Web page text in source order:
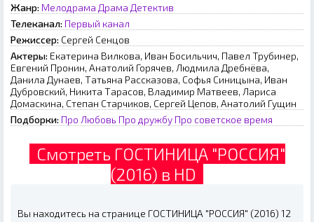
Жанр: Мелодрама Драма Детектив
Телеканал: Первый канал
Режиссер: Сергей Сенцов
Актеры: Екатерина Вилкова, Иван Босильчич, Павел Трубинер,
Евгений Пронин, Анатолий Горячев, Людмила Дребнёва,
Данила Дунаев, Татьяна Рассказова, Софья Синицына, Иван
Дубровский, Никита Тарасов, Владимир Матвеев, Лариса
Домаскина, Степан Старчиков, Сергей Цепов, Анатолий Гущин
Подборки: Про Любовь Про дружбу Про советское время
Смотреть ГОСТИНИЦА "РОССИЯ"
(2016) в HD
Вы находитесь на странице ГОСТИНИЦА "РОССИЯ" (2016) 12